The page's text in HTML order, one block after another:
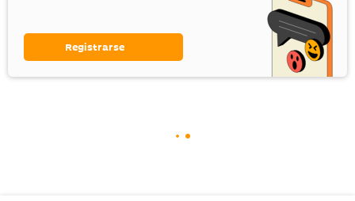
Registrarse